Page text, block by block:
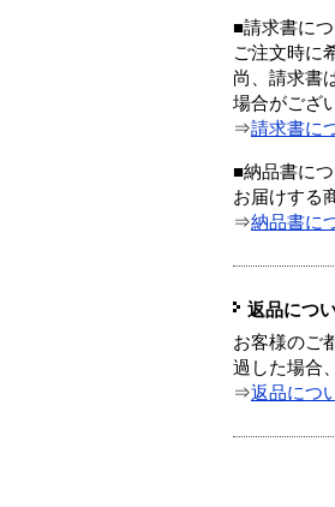
■請求書に
ご注文時に
尚、請求書
場合がござ
⇒請求書に
■納品書に
お届けする
⇒納品書に
返品につ
お客様のご
過した場合
⇒返品につ